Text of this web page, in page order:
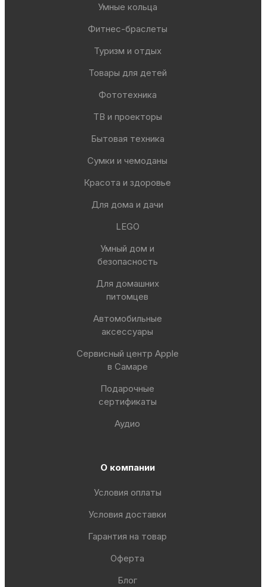
Умные кольца
Фитнес-браслеты
Туризм и отдых
Товары для детей
Фототехника
ТВ и проекторы
Бытовая техника
Сумки и чемоданы
Красота и здоровье
Для дома и дачи
LEGO
Умный дом и
безопасность
Для домашних
питомцев
Автомобильные
аксессуары
Сервисный центр Apple
в Самаре
Подарочные
сертификаты
Аудио
О компании
Условия оплаты
Условия доставки
Гарантия на товар
Оферта
Блог